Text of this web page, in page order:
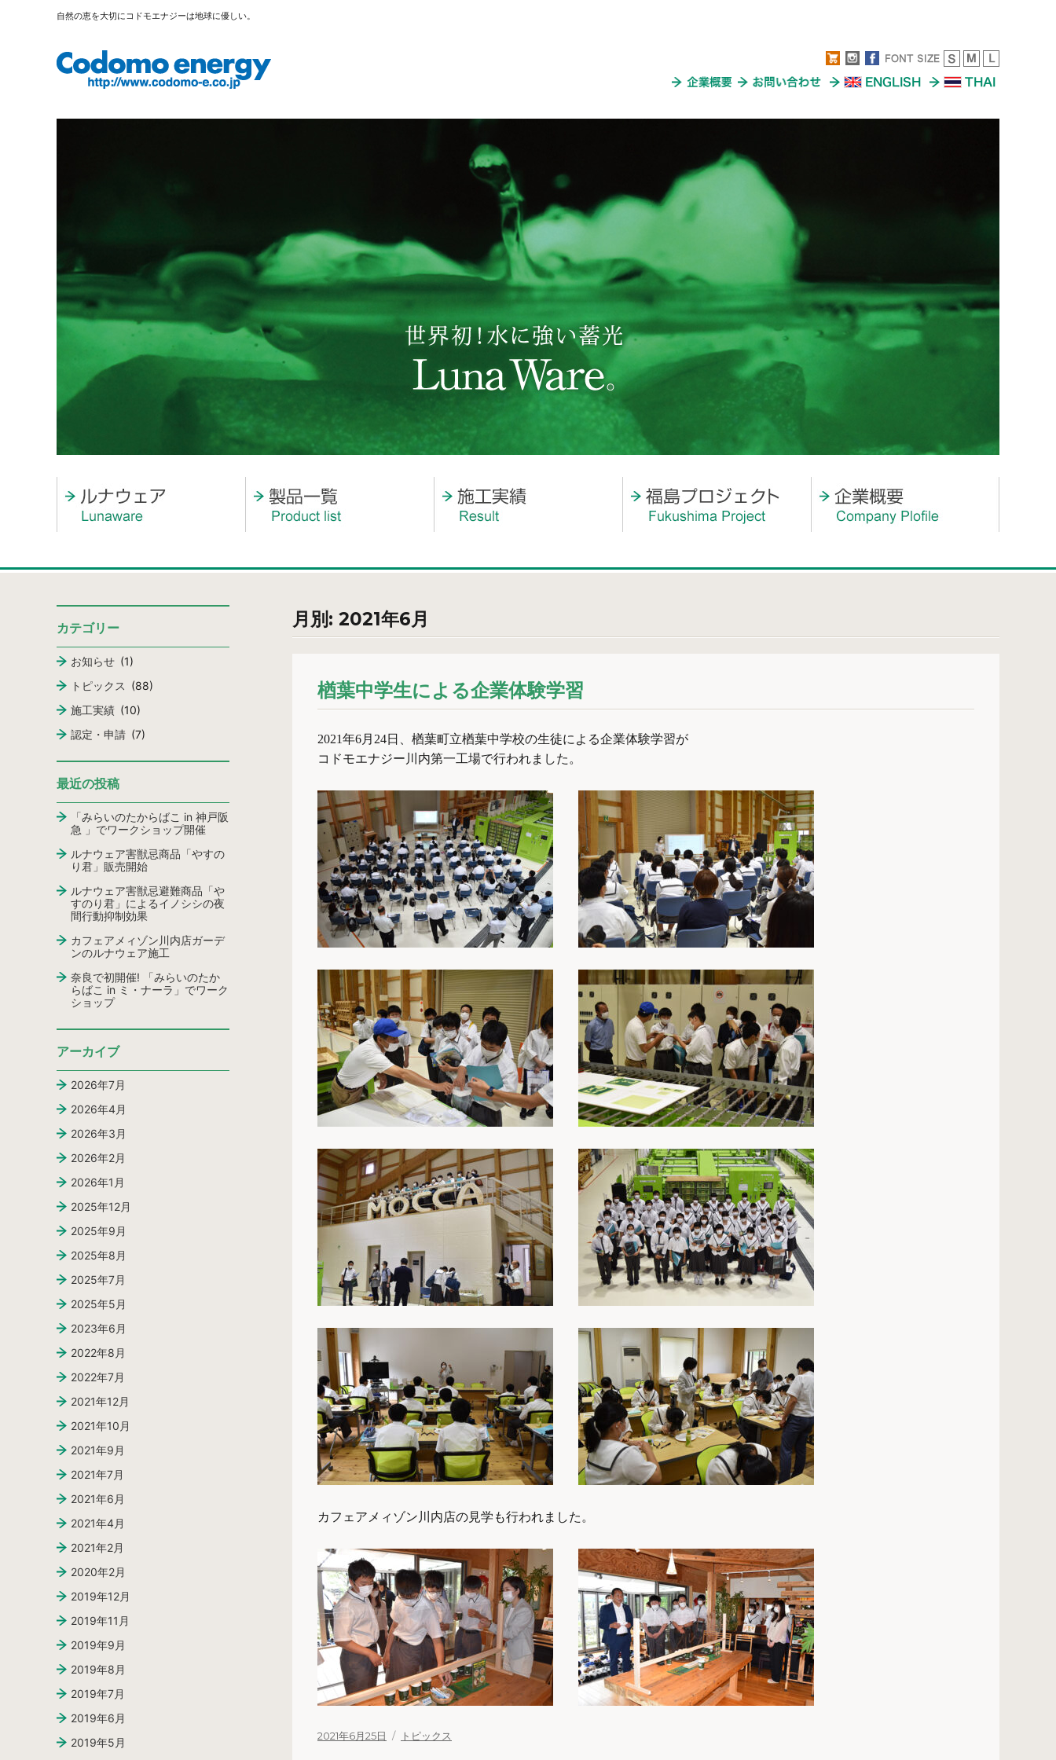
自然の恵を大切にコドモエナジーは地球に優しい。
月別: 2021年6月
楢葉中学生による企業体験学習
2021年6月24日、楢葉町立楢葉中学校の生徒による企業体験学習が
コドモエナジー川内第一工場で行われました。
カフェアメィゾン川内店の見学も行われました。
投
2021年6月25日
カ
トピックス
カテゴリー
お知らせ (1)
トピックス (88)
施工実績 (10)
認定・申請 (7)
最近の投稿
「みらいのたからばこ in 神戸阪
急 」でワークショップ開催
ルナウェア害獣忌商品「やすの
り君」販売開始
ルナウェア害獣忌避難商品「や
すのり君」によるイノシシの夜
間行動抑制効果
カフェアメィゾン川内店ガーデ
ンのルナウェア施工
奈良で初開催! 「みらいのたか
らばこ in ミ・ナーラ」でワーク
ショップ
アーカイブ
2026年7月
2026年4月
2026年3月
2026年2月
2026年1月
2025年12月
2025年9月
2025年8月
2025年7月
2025年5月
2023年6月
2022年8月
2022年7月
2021年12月
2021年10月
2021年9月
2021年7月
2021年6月
2021年4月
2021年2月
2020年2月
2019年12月
2019年11月
2019年9月
2019年8月
2019年7月
2019年6月
2019年5月